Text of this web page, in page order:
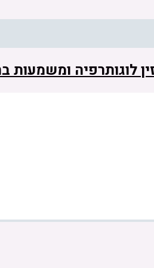
לוגותרפיה